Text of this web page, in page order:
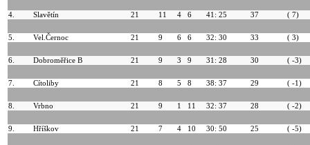
4. Slavětín 21 11 4 6 41: 25 37 ( 7)
5. Vel.Černoc 21 9 6 6 32: 30 33 ( 3)
6. Dobroměřice B 21 9 3 9 31: 28 30 ( -3)
7. Cítoliby 21 8 5 8 38: 37 29 ( -1)
8. Vrbno 21 9 1 11 32: 37 28 ( -2)
9. Hříškov 21 7 4 10 30: 50 25 ( -5)